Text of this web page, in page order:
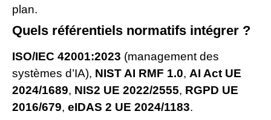
plan.
Quels référentiels normatifs intégrer ?
ISO/IEC 42001:2023 (management des
systèmes d’IA), NIST AI RMF 1.0, AI Act UE
2024/1689, NIS2 UE 2022/2555, RGPD UE
2016/679, eIDAS 2 UE 2024/1183.